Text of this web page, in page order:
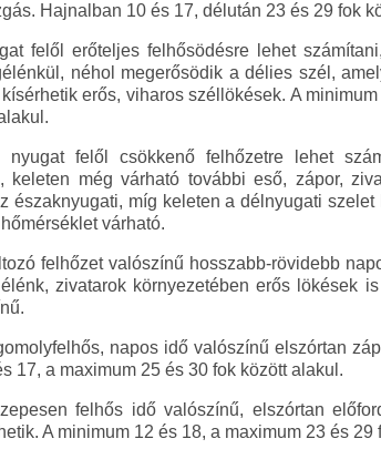
Hajnalban 10 és 17, délután 23 és 29 fok
felől erőteljes felhősödésre lehet
néhol megerősödik a délies szél,
erős, viharos széllökések. A
nyugat felől csökkenő felhőzetre lehet
keleten még várható további eső, zápor,
északnyugati, míg keleten a délnyugati
várható.
felhőzet valószínű hosszabb-rövidebb
zivatarok környezetében erős lökések
napos idő valószínű elszórtan
17, a maximum 25 és 30 fok között alakul.
felhős idő valószínű, elszórtan
A minimum 12 és 18, a maximum 23 és 29